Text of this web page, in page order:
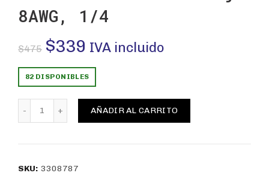
8AWG, 1/4
$475 El
precio
original
era:
$339 El
precio
actual
es:
IVA incluido
82 DISPONIBLES
Terminal de compresión cobre estañado con ojo 8AWG,
AÑADIR AL CARRITO
SKU: 3308787